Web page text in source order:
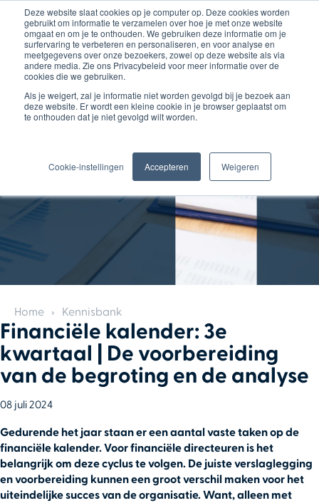
Deze website slaat cookies op je computer op. Deze cookies worden
gebruikt om informatie te verzamelen over hoe je met onze website
omgaat en om je te onthouden. We gebruiken deze informatie om je
surfervaring te verbeteren en personaliseren, en voor analyse en
meetgegevens over onze bezoekers, zowel op deze website als via
andere media. Zie ons Privacybeleid voor meer informatie over de
cookies die we gebruiken.
Als je weigert, zal je informatie niet worden gevolgd bij je bezoek aan
deze website. Er wordt een kleine cookie in je browser geplaatst om
te onthouden dat je niet gevolgd wilt worden.
Cookie-instellingen Accepteren Weigeren
Home Kennisbank
Financiële kalender: 3e
kwartaal | De voorbereiding
van de begroting en de analyse
08 juli 2024
Gedurende het jaar staan er een aantal vaste taken op de
financiële kalender. Voor financiële directeuren is het
belangrijk om deze cyclus te volgen. De juiste verslaglegging
en voorbereiding kunnen een groot verschil maken voor het
uiteindelijke succes van de organisatie. Want, alleen met